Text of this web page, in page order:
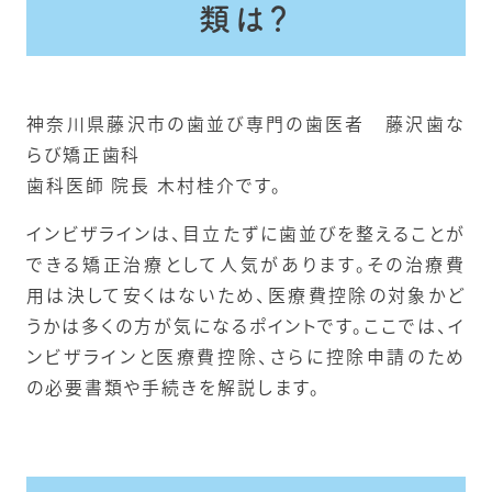
類は？
神奈川県藤沢市の歯並び専門の歯医者 藤沢歯な
らび矯正歯科
歯科医師 院長 木村桂介です。
インビザラインは、目立たずに歯並びを整えることが
できる矯正治療として人気があります。その治療費
用は決して安くはないため、医療費控除の対象かど
うかは多くの方が気になるポイントです。ここでは、イ
ンビザラインと医療費控除、さらに控除申請のため
の必要書類や手続きを解説します。